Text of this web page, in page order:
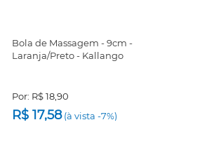
Bola de Massagem - 9cm -
Laranja/Preto - Kallango
Por: R$ 18,90
R$ 17,58(à vista -7%)